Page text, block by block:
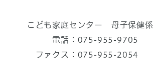
こども家庭センター 母子保健係
電話：075-955-9705
ファクス：075-955-2054